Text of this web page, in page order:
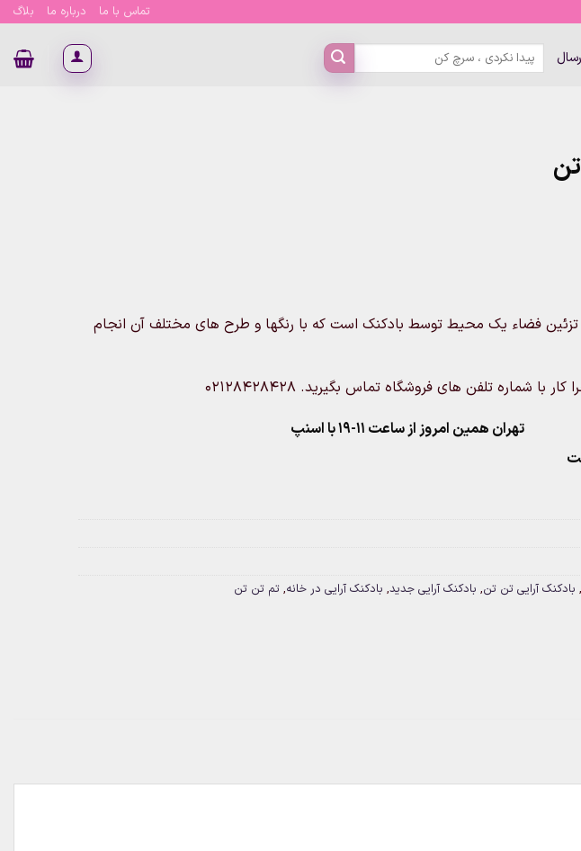
تماس با ما درباره ما بلاگ
جستجو
برای:
تزئین فضاء یک محیط توسط بادکنک است که با رنگها و طرح های مختلف آن انجام
شماره تلفن های فروشگاه تماس بگیرید. 02128428428
تهران همین امروز از ساعت ۱۱-۱۹ با اسنپ
, بادکنک آرایی تن تن, بادکنک آرایی جدید, بادکنک آرایی در خانه, تم تن تن